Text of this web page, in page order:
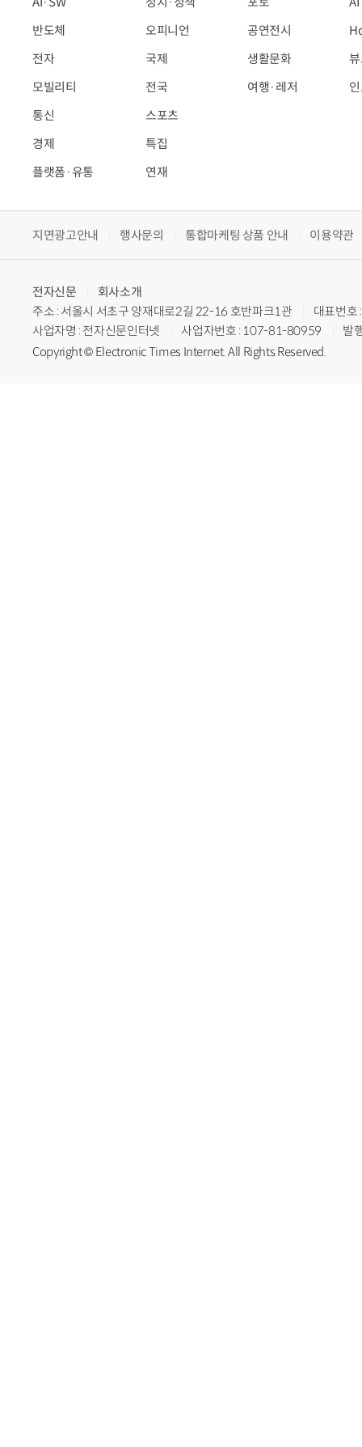
반도체
전자
모빌리티
통신
경제
플랫폼·유통
오피니언
국제
전국
스포츠
특집
연재
공연전시
생활문화
여행·레저
지면광고안내 행사문의 통합마케팅 상품 안내 이용약관
전자신문
회사소개
주소 : 서울시 서초구 양재대로2길 22-16 호반파크1관
대표번
사업자명 : 전자신문인터넷
사업자번호 : 107-81-80959
발
Copyright © Electronic Times Internet. All Rights Reserved.